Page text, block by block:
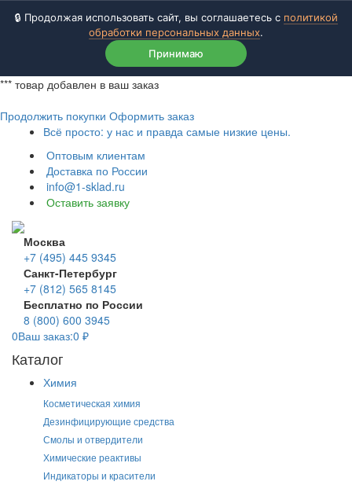
🔒 Продолжая использовать сайт, вы соглашаетесь с политикой
обработки персональных данных.
Принимаю
*** товар добавлен в ваш заказ
Продолжить покупки Оформить заказ
Всё просто: у нас и правда самые низкие цены.
Оптовым клиентам
Доставка по России
info@1-sklad.ru
Оставить заявку
Москва
+7 (495) 445 9345
Санкт-Петербург
+7 (812) 565 8145
Бесплатно по России
8 (800) 600 3945
0Ваш заказ:0 ₽
Каталог
Химия
Косметическая химия
Дезинфицирующие средства
Смолы и отвердители
Химические реактивы
Индикаторы и красители